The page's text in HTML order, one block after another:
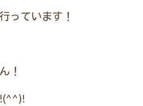
っています！
！